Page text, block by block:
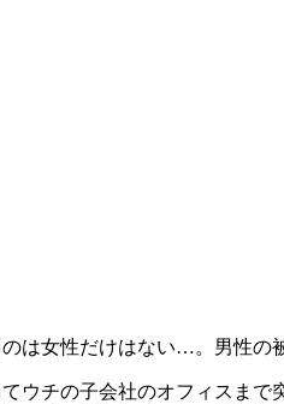
は女性だけはない…。男性の
ウチの子会社のオフィスま